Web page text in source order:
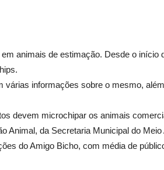
animais de estimação. Desde o início
informações sobre o mesmo,
devem microchipar os animais
Animal, da Secretaria Municipal do Meio
do Amigo Bicho, com média de